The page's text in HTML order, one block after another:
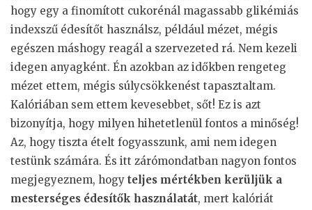
hogy egy a finomított cukorénál magassabb glikémiás
indexszű édesítőt használsz, például mézet, mégis
egészen máshogy reagál a szervezeted rá. Nem kezeli
idegen anyagként. Én azokban az időkben rengeteg
mézet ettem, mégis súlycsökkenést tapasztaltam.
Kalóriában sem ettem kevesebbet, sőt! Ez is azt
bizonyítja, hogy milyen hihetetlenül fontos a minőség!
Az, hogy tiszta ételt fogyasszunk, ami nem idegen
testünk számára. És itt zárómondatban nagyon fontos
megjegyeznem, hogy teljes mértékben kerüljük a
mesterséges édesítők használatát, mert kalóriát